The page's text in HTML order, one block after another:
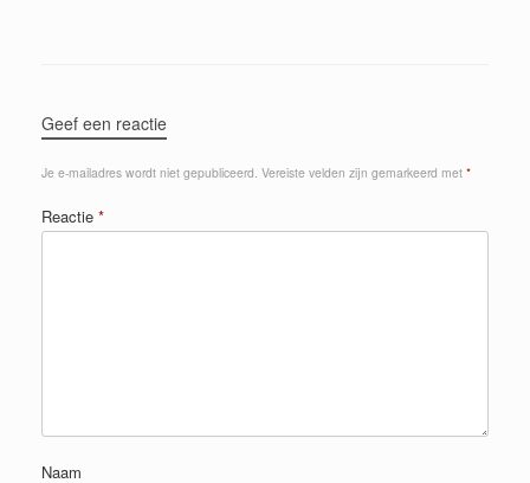
Geef een reactie
Je e-mailadres wordt niet gepubliceerd. Vereiste velden zijn gemarkeerd met *
Reactie *
Naam